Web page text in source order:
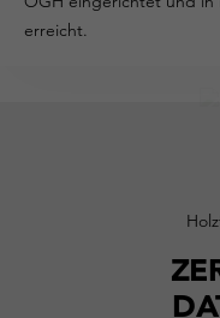
erreicht.